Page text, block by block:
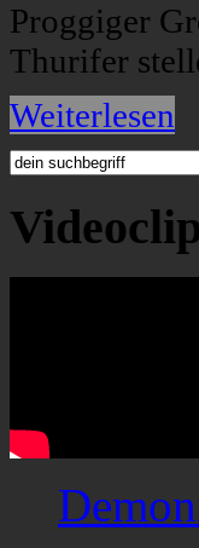
Proggiger
Thurifer
Weiterlesen